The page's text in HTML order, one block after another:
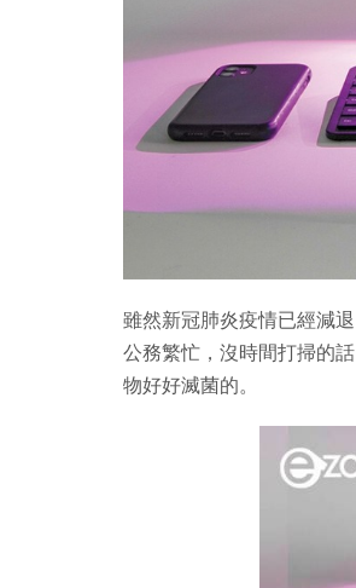
雖然新冠肺炎疫情已經減
公務繁忙，沒時間打掃的
物好好滅菌的。